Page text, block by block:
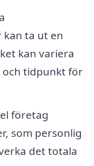
ta ut en
kan variera
och tidpunkt för
företag
som personlig
det totala